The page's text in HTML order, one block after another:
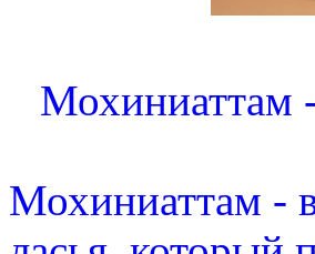
Мохиниаттам
Мохиниаттам -